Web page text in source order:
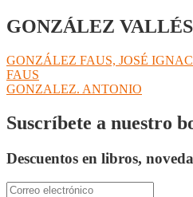
GONZÁLEZ
Navegación
de
Anterior:
GONZÁLEZ FAUS, JOSÉ
FAUS
Siguiente:
GONZALEZ. ANTONIO
Suscríbete a nuestro
Descuentos en libros,